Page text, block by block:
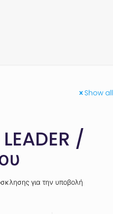
Show all
/
για την υποβολή